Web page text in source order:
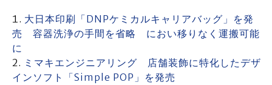
大日本印刷「DNPケミカルキャリアバッグ」を発
売 容器洗浄の手間を省略 におい移りなく運搬可能
に
ミマキエンジニアリング 店舗装飾に特化したデザ
インソフト「Simple POP」を発売